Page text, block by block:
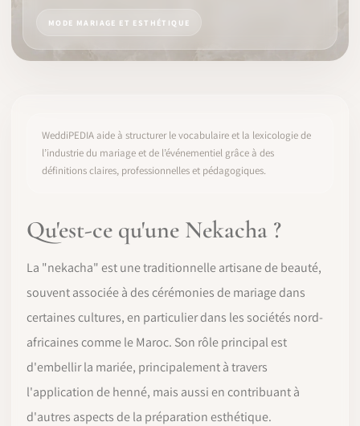
COMMENCER
MODE MARIAGE ET ESTHÉTIQUE
WeddiPEDIA aide à structurer le vocabulaire et la lexicologie de
l’industrie du mariage et de l’événementiel grâce à des
définitions claires, professionnelles et pédagogiques.
Qu'est-ce qu'une Nekacha ?
La "nekacha" est une traditionnelle artisane de beauté,
souvent associée à des cérémonies de mariage dans
certaines cultures, en particulier dans les sociétés nord-
africaines comme le Maroc. Son rôle principal est
d'embellir la mariée, principalement à travers
l'application de henné, mais aussi en contribuant à
d'autres aspects de la préparation esthétique.